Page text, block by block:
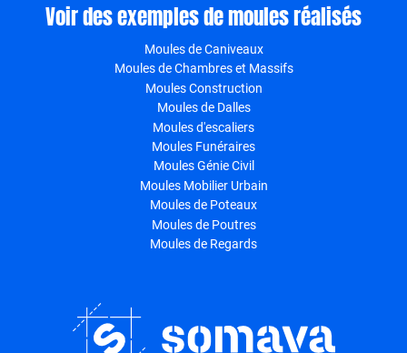
Voir des exemples de moules réalisés
Moules de Caniveaux
Moules de Chambres et Massifs
Moules Construction
Moules de Dalles
Moules d'escaliers
Moules Funéraires
Moules Génie Civil
Moules Mobilier Urbain
Moules de Poteaux
Moules de Poutres
Moules de Regards